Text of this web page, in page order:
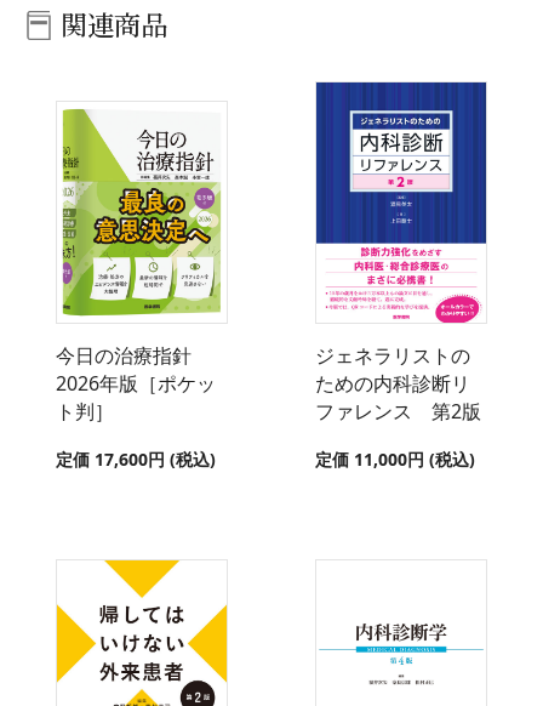
関連商品
今日の治療指針
2026年版［ポケッ
ト判］
定価 17,600円 (税込)
ジェネラリストの
ための内科診断リ
ファレンス 第2版
定価 11,000円 (税込)